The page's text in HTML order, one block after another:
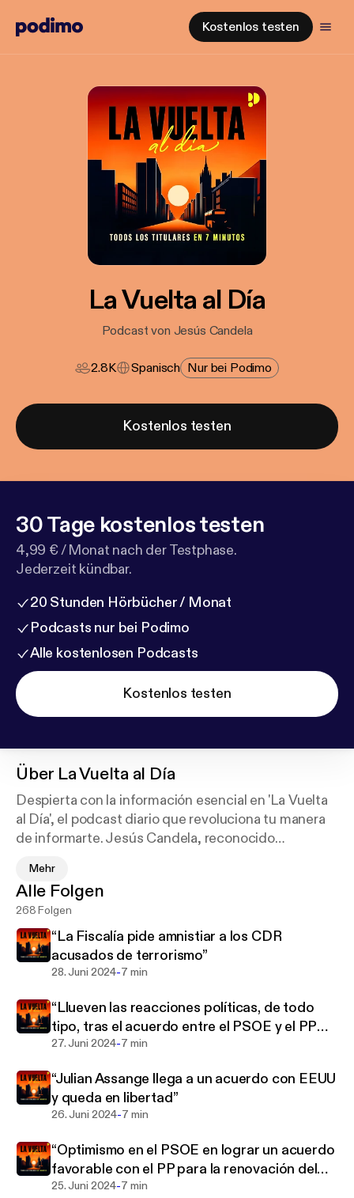
Kostenlos testen
La Vuelta al Día
Podcast von Jesús Candela
2.8K Spanisch Nur bei Podimo
Kostenlos testen
30 Tage kostenlos testen
4,99 € / Monat nach der Testphase.
Jederzeit kündbar.
20 Stunden Hörbücher / Monat
Podcasts nur bei Podimo
Alle kostenlosen Podcasts
Kostenlos testen
Über La Vuelta al Día
Despierta con la información esencial en 'La Vuelta
al Día', el podcast diario que revoluciona tu manera
de informarte. Jesús Candela, reconocido
más impactantes de España, Europa y Estados
Unidos. Cada mañana, a partir de las siete,
sumérgete en un resumen conciso y dinámico de
las noticias que marcarán la jornada. Candela
desentraña las portadas de los principales diarios,
ofreciendo una perspectiva única que te mantendrá
Podimo, producido por La Inmersiva, es tu
compañero ideal para comenzar el día
completamente informado. 'La Vuelta al Día': tu
dosis diaria de actualidad en un formato ágil y
cautivador.
Mehr
Alle Folgen
268 Folgen
“La Fiscalía pide amnistiar a los CDR
acusados de terrorismo”
28. Juni 2024-7 min
“Llueven las reacciones políticas, de todo
tipo, tras el acuerdo entre el PSOE y el PP
para renovar el CGPJ”
27. Juni 2024-7 min
“Julian Assange llega a un acuerdo con EEUU
y queda en libertad”
26. Juni 2024-7 min
“Optimismo en el PSOE en lograr un acuerdo
favorable con el PP para la renovación del
CGPJ”
25. Juni 2024-7 min